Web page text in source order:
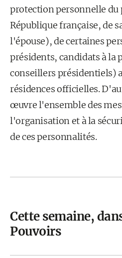
protection personnelle du
République française, de
l'épouse), de certaines
présidents, candidats à la
conseillers présidentiels)
résidences officielles.
œuvre l'ensemble des
l'organisation et à la
de ces personnalités.
Cette semaine,
Pouvoirs